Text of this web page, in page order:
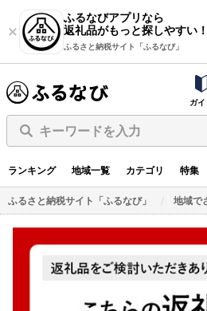
ふるなびアプリなら
返礼品がもっと探しやすい！
ふるさと納税サイト「ふるなび」
ガイ
キーワードを入力
ランキング 地域一覧 カテゴリ 特集
ふるさと納税サイト「ふるなび」 地域で